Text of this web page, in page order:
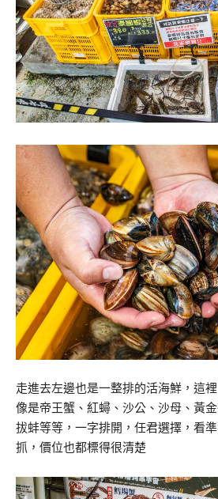
走進去左邊也是一整排的活海鮮，這
像是帝王蟹、紅蟳、沙公、沙母、黃
拔蚌等等，一字排開，任君選擇，看
抓，價位也都標得很清楚